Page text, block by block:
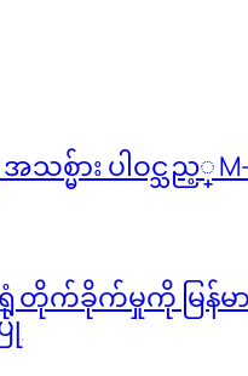
မ်ား ပါဝင္သည့္ M-
ရုံ တိုက်ခိုက်မှုကို မြန်